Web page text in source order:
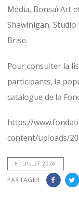
Média, Bonsaï Art
Shawinigan, Studio
Brise.
Pour consulter la
participants, la
catalogue de la
https://
content/uploads/
8 JUILLET 2026
PARTAGER